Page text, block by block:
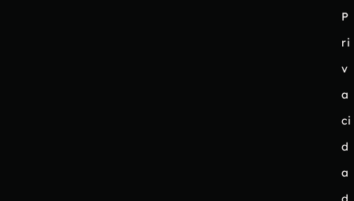
P
ri
v
a
ci
d
a